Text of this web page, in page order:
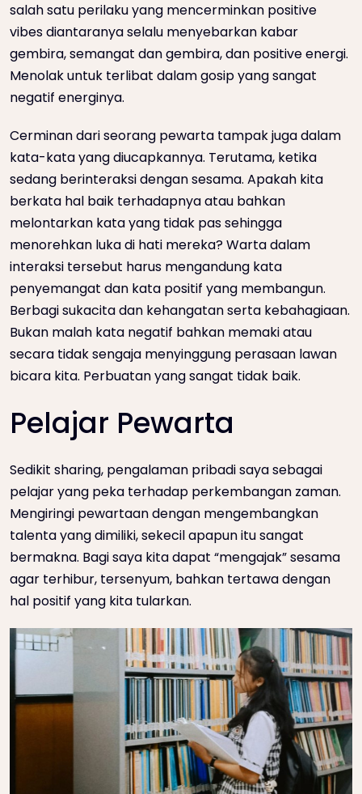
salah satu perilaku yang mencerminkan positive
vibes diantaranya selalu menyebarkan kabar
gembira, semangat dan gembira, dan positive energi.
Menolak untuk terlibat dalam gosip yang sangat
negatif energinya.
Cerminan dari seorang pewarta tampak juga dalam
kata-kata yang diucapkannya. Terutama, ketika
sedang berinteraksi dengan sesama. Apakah kita
berkata hal baik terhadapnya atau bahkan
melontarkan kata yang tidak pas sehingga
menorehkan luka di hati mereka? Warta dalam
interaksi tersebut harus mengandung kata
penyemangat dan kata positif yang membangun.
Berbagi sukacita dan kehangatan serta kebahagiaan.
Bukan malah kata negatif bahkan memaki atau
secara tidak sengaja menyinggung perasaan lawan
bicara kita. Perbuatan yang sangat tidak baik.
Pelajar Pewarta
Sedikit sharing, pengalaman pribadi saya sebagai
pelajar yang peka terhadap perkembangan zaman.
Mengiringi pewartaan dengan mengembangkan
talenta yang dimiliki, sekecil apapun itu sangat
bermakna. Bagi saya kita dapat “mengajak” sesama
agar terhibur, tersenyum, bahkan tertawa dengan
hal positif yang kita tularkan.